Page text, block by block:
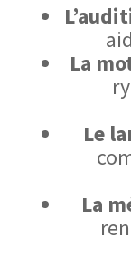
La
Le
La